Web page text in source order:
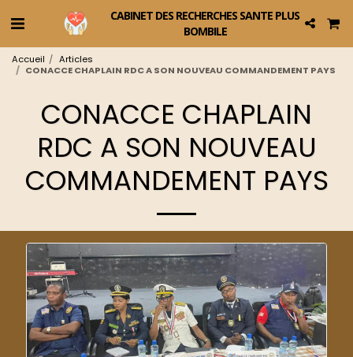
CABINET DES RECHERCHES SANTE PLUS
BOMBILE
Accueil
Articles
CONACCE CHAPLAIN RDC A SON NOUVEAU COMMANDEMENT PAYS
CONACCE CHAPLAIN
RDC A SON NOUVEAU
COMMANDEMENT PAYS